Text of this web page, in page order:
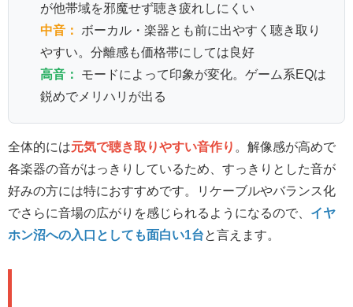
が他帯域を邪魔せず聴き疲れしにくい
中音：
ボーカル・楽器とも前に出やすく聴き取り
やすい。分離感も価格帯にしては良好
高音：
モードによって印象が変化。ゲーム系EQは
鋭めでメリハリが出る
全体的には元気で聴き取りやすい音作り
。解像感が高めで
各楽器の音がはっきりしているため、すっきりとした音が
好みの方には特におすすめです。リケーブルやバランス化
でさらに音場の広がりを感じられるようになるので、 イヤ
ホン沼への入口としても面白い1台 と言えます。